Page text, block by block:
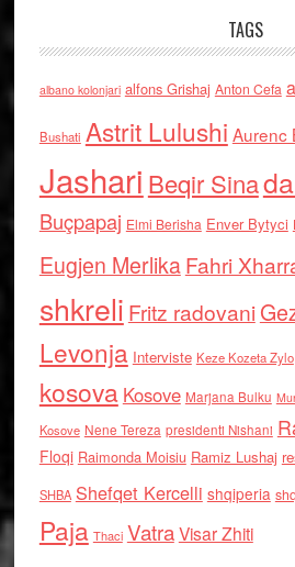
TAGS
albano kolonjari alfons Grishaj Anton Cefa
Bushati Astrit Lulushi Aurenc
Jashari Beqir Sina
Buçpapaj Elmi Berisha Enver Bytyci
Eugjen MerlikaFahri
shkreli Fritz radovani
Levonja Interviste Keze Kozeta Zylo
kosova Kosove Marjana Bulku
Kosove Nene Tereza presidenti Nishani
Floqi Raimonda Moisiu Ramiz Lushaj
SHBA Shefqet Kercelli shqiperia
Paja Thaci VatraVisar Zhiti